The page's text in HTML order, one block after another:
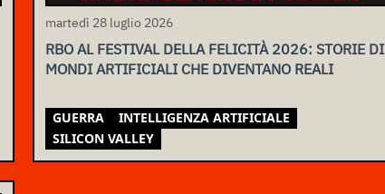
martedì 28 luglio 2026
RBO AL FESTIVAL DELLA FELICITÀ 2026: STORIE DI
MONDI ARTIFICIALI CHE DIVENTANO REALI
GUERRA
INTELLIGENZA ARTIFICIALE
SILICON VALLEY